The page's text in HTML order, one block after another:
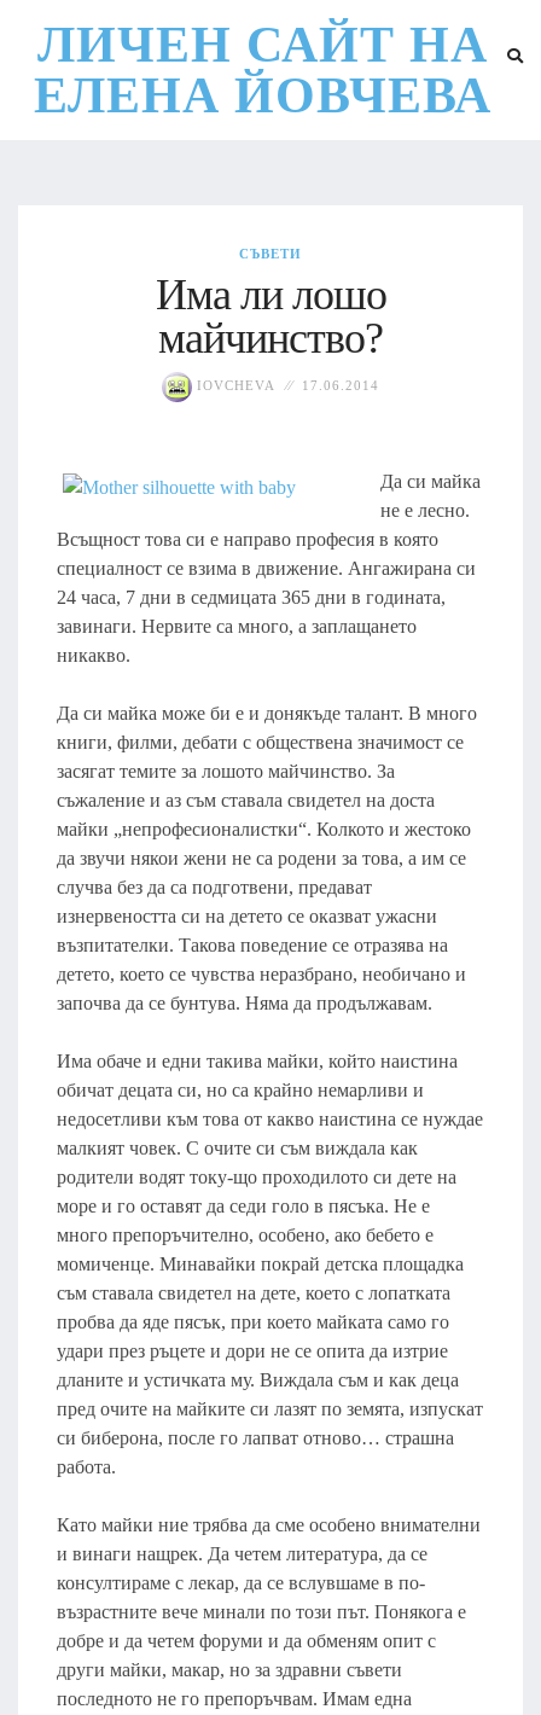
ЛИЧЕН САЙТ НА
ЕЛЕНА ЙОВЧЕВА
СЪВЕТИ
Има ли лошо
майчинство?
IOVCHEVA 17.06.2014
Да си майка
не е лесно.
Всъщност това си е направо професия в която
специалност се взима в движение. Ангажирана си
24 часа, 7 дни в седмицата 365 дни в годината,
завинаги. Нервите са много, а заплащането
никакво.
Да си майка може би е и донякъде талант. В много
книги, филми, дебати с обществена значимост се
засягат темите за лошото майчинство. За
съжаление и аз съм ставала свидетел на доста
майки „непрофесионалистки“. Колкото и жестоко
да звучи някои жени не са родени за това, а им се
случва без да са подготвени, предават
изнервеността си на детето се оказват ужасни
възпитателки. Такова поведение се отразява на
детето, което се чувства неразбрано, необичано и
започва да се бунтува. Няма да продължавам.
Има обаче и едни такива майки, който наистина
обичат децата си, но са крайно немарливи и
недосетливи към това от какво наистина се нуждае
малкият човек. С очите си съм виждала как
родители водят току-що проходилото си дете на
море и го оставят да седи голо в пясъка. Не е
много препоръчително, особено, ако бебето е
момиченце. Минавайки покрай детска площадка
съм ставала свидетел на дете, което с лопатката
пробва да яде пясък, при което майката само го
удари през ръцете и дори не се опита да изтрие
дланите и устичката му. Виждала съм и как деца
пред очите на майките си лазят по земята, изпускат
си биберона, после го лапват отново… страшна
работа.
Като майки ние трябва да сме особено внимателни
и винаги нащрек. Да четем литература, да се
консултираме с лекар, да се вслувшаме в по-
възрастните вече минали по този път. Понякога е
добре и да четем форуми и да обменям опит с
други майки, макар, но за здравни съвети
последното не го препоръчвам. Имам една